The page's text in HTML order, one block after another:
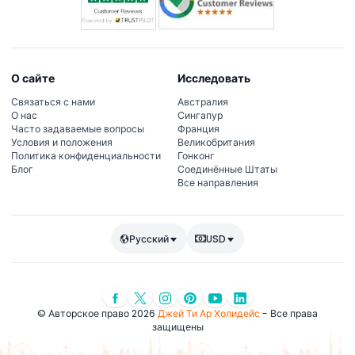
О сайте
Связаться с нами
О нас
Часто задаваемые вопросы
Условия и положения
Политика конфиденциальности
Блог
Исследовать
Австралия
Сингапур
Франция
Великобритания
Гонконг
Соединённые Штаты
Все направления
Русский USD
© Авторское право 2026 Джей Ти Ар Холидейс- Все права
защищены